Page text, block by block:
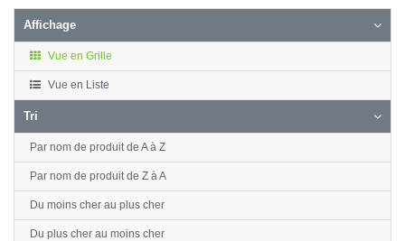
Affichage
Vue en Grille
Vue en Liste
Tri
Par nom de produit de A à Z
Par nom de produit de Z à A
Du moins cher au plus cher
Du plus cher au moins cher